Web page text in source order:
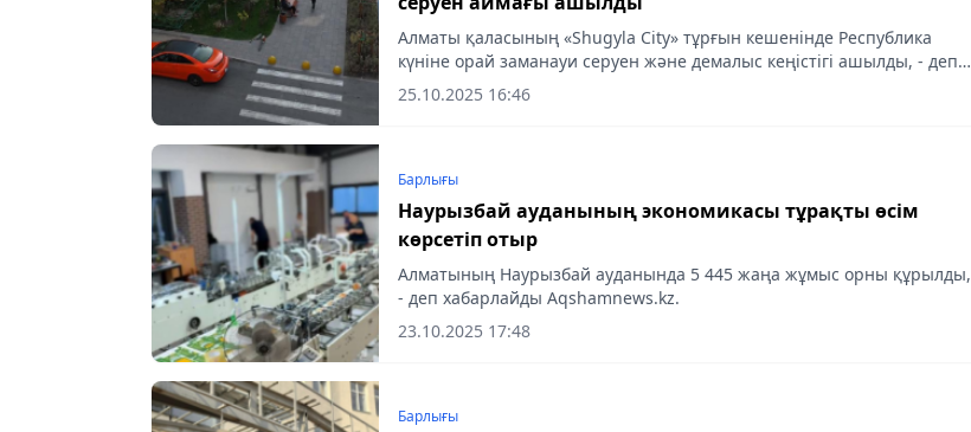
Алматы қаласының «Shugyla City» тұрғын кешенінде Республика
күніне орай заманауи серуен және демалыс кеңістігі ашылды, - деп
хабарлайды Aqshamnews.kz.
25.10.2025 16:46
Барлығы
Наурызбай ауданының экономикасы тұрақты өсім
көрсетіп отыр
Алматының Наурызбай ауданында 5 445 жаңа жұмыс орны құрылды,
- деп хабарлайды Aqshamnews.kz.
23.10.2025 17:48
Барлығы